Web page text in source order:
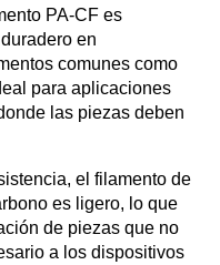
PA-CF es
en
comunes como
para aplicaciones
las piezas deben
el filamento de
es ligero, lo que
de piezas que no
a los dispositivos